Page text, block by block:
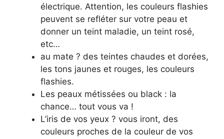
électrique. Attention, les couleurs flashies
peuvent se refléter sur votre peau et
donner un teint maladie, un teint rosé,
etc…
au mate ? des teintes chaudes et dorées,
les tons jaunes et rouges, les couleurs
flashies.
Les peaux métissées ou black : la
chance… tout vous va !
L’iris de vos yeux ? vous iront, des
couleurs proches de la couleur de vos